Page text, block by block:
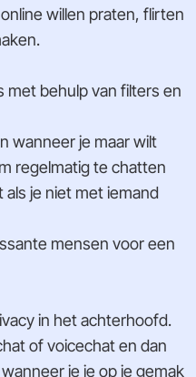
willen praten, flirten
behulp van filters en
wanneer je maar wilt
regelmatig te chatten
je niet met iemand
mensen voor een
in het achterhoofd.
of voicechat en dan
je je op je gemak